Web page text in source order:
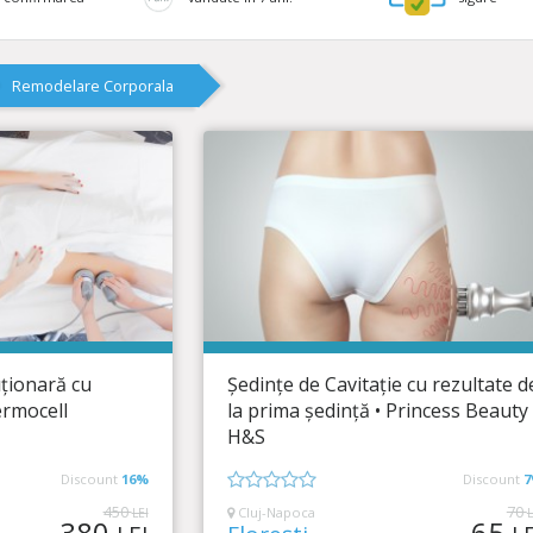
Remodelare Corporala
remodelare corporală
unei chirurgii
cu
Discount 16%
450LEI
Princess Beauty H&S
Timp Rămas
6:36:49
Elimină celulita și tonifiază-ți pielea!
Remodelare Corporala
Ședințe de Cavitație cu rezultate
la prima ședință • Princess Beauty
H&S
0
din
Discount
Cluj-Napoca
70